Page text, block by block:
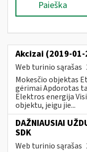
Paieška
Akcizai (2019-
Web turinio sąrašas
Mokesčio objektas
gėrimai Apdorotas
Elektros energija
objektu, jeigu jie...
DAŽNIAUSIAI
SDK
Web turinio sąrašas